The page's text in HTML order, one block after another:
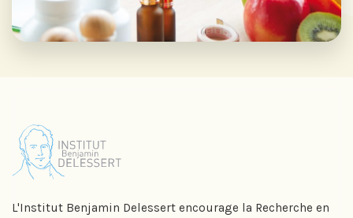
L'Institut Benjamin Delessert encourage la Recherche en